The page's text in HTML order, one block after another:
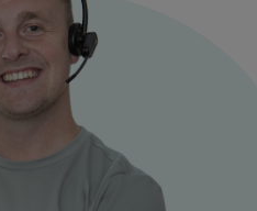
of Gold serie